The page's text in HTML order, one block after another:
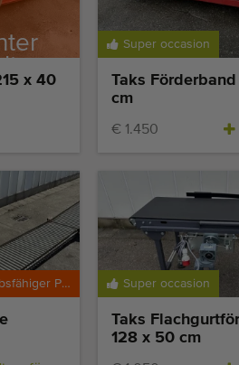
x 40
Super occasion
Taks
cm
€ 1.450
Besonders wettbewerbsfähiger Preis Super occasion
Taks
128 x 50 cm